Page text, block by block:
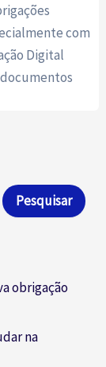
com
Digital
Pesquisar
obrigação
na